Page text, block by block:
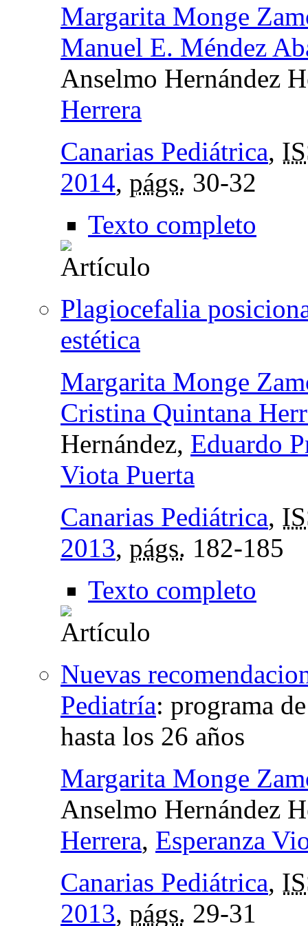
Margarita Monge
Manuel E. Méndez
Anselmo Hernández
Herrera
Canarias Pediátrica,
2014, págs. 30-32
Texto completo
Plagiocefalia
estética
Margarita Monge
Cristina Quintana
Hernández, Eduardo
Viota Puerta
Canarias Pediátrica,
2013, págs. 182-185
Texto completo
Nuevas
Pediatría: programa
hasta los 26 años
Margarita Monge
Anselmo Hernández
Herrera, Esperanza
Canarias Pediátrica,
2013, págs. 29-31